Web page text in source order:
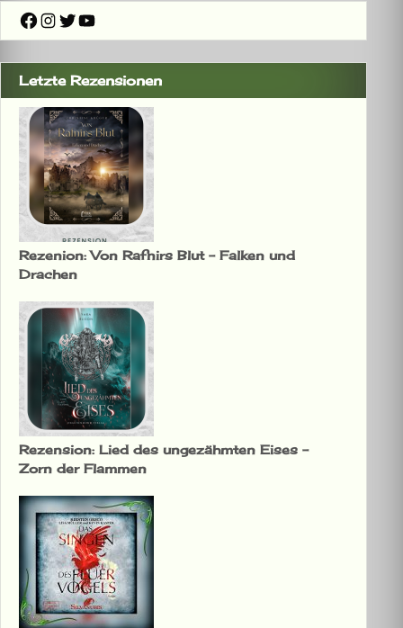
Facebook
Instagram
Twitter
YouTube
Letzte Rezensionen
Rezenion: Von Rafnirs Blut – Falken und
Drachen
Rezension: Lied des ungezähmten Eises –
Zorn der Flammen